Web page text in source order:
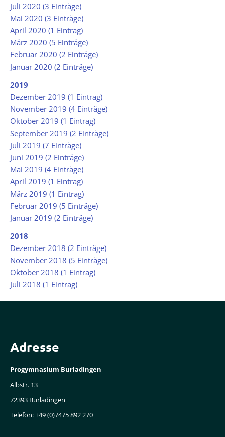
Juli 2020 (3 Einträge)
Mai 2020 (3 Einträge)
April 2020 (1 Eintrag)
März 2020 (5 Einträge)
Februar 2020 (2 Einträge)
Januar 2020 (2 Einträge)
2019
Dezember 2019 (1 Eintrag)
November 2019 (4 Einträge)
Oktober 2019 (1 Eintrag)
September 2019 (2 Einträge)
Juli 2019 (7 Einträge)
Juni 2019 (2 Einträge)
Mai 2019 (4 Einträge)
April 2019 (1 Eintrag)
März 2019 (1 Eintrag)
Februar 2019 (5 Einträge)
Januar 2019 (2 Einträge)
2018
Dezember 2018 (2 Einträge)
November 2018 (5 Einträge)
Oktober 2018 (1 Eintrag)
Juli 2018 (1 Eintrag)
Adresse
Progymnasium Burladingen
Albstr. 13
72393 Burladingen
Telefon: +49 (0)7475 892 270